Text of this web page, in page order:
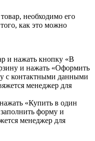
необходимо его
того, как это можно
и нажать кнопку «В
и нажать «Оформить
с контактными данными
менеджер для
«Купить в один
форму и
менеджер для